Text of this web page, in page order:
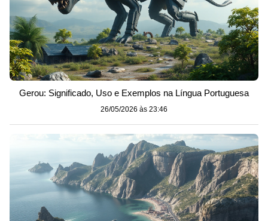
Gerou: Significado, Uso e Exemplos na Língua Portuguesa
26/05/2026 às 23:46